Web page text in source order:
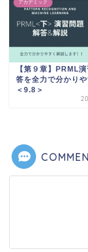
アカデミック
【第９章】PRML
答を全力で分かり
＜9.8＞